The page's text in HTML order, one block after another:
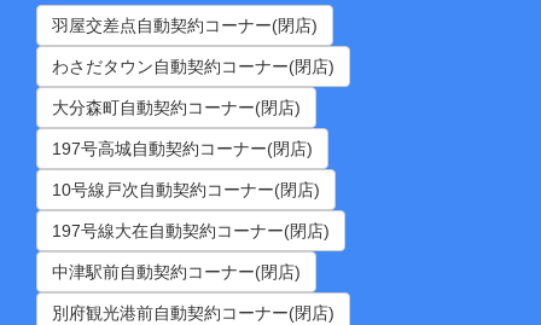
羽屋交差点自動契約コーナー(閉店)
わさだタウン自動契約コーナー(閉店)
大分森町自動契約コーナー(閉店)
197号高城自動契約コーナー(閉店)
10号線戸次自動契約コーナー(閉店)
197号線大在自動契約コーナー(閉店)
中津駅前自動契約コーナー(閉店)
別府観光港前自動契約コーナー(閉店)